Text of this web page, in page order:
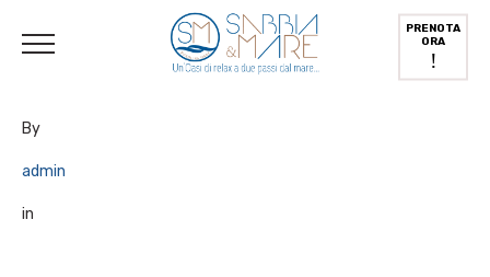
PRENOTA
ORA
!
By
admin
in
Inglese) Deutsch ( Tedesco Italiano